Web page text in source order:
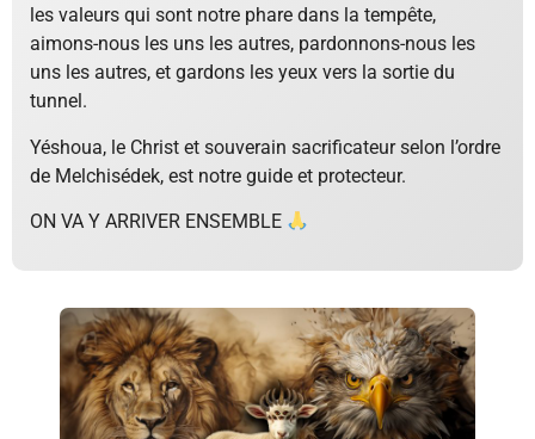
les valeurs qui sont notre phare dans la tempête,
aimons-nous les uns les autres, pardonnons-nous les
uns les autres, et gardons les yeux vers la sortie du
tunnel.
Yéshoua, le Christ et souverain sacrificateur selon l’ordre
de Melchisédek, est notre guide et protecteur.
ON VA Y ARRIVER ENSEMBLE